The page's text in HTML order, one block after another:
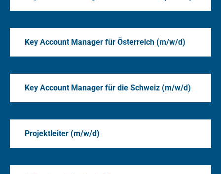
Key Account Manager für Österreich (m/w/d)
Key Account Manager für die Schweiz (m/w/d)
Projektleiter (m/w/d)